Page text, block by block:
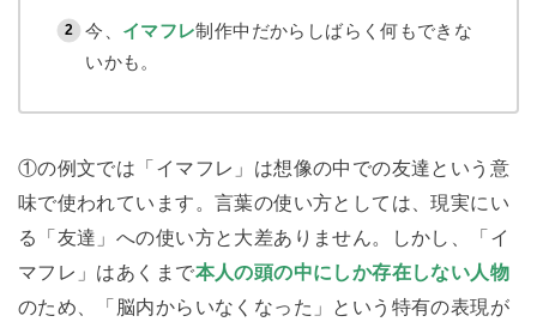
今、 イマフレ制作中だからしばらく何もできな
いかも。
①の例文では「イマフレ」は想像の中での友達という意
味で使われています。言葉の使い方としては、現実にい
る「友達」への使い方と大差ありません。しかし、「イ
マフレ」はあくまで本人の頭の中にしか存在しない人物
のため、「脳内からいなくなった」という特有の表現が